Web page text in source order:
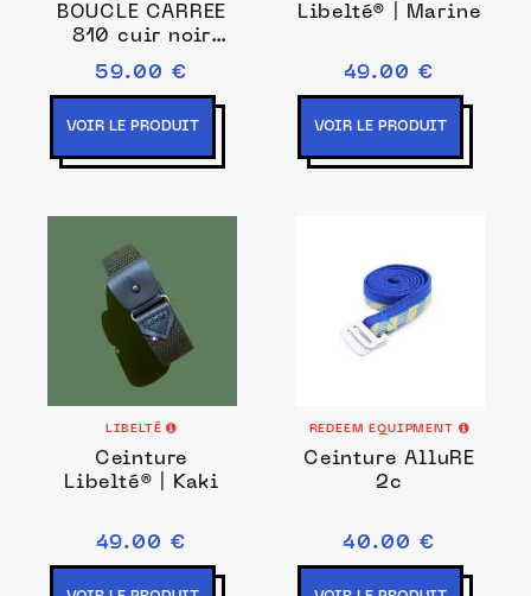
BOUCLE CARREE
810 cuir noir
Unisexe
59.00 €
VOIR LE PRODUIT
Libelté® | Marine
49.00 €
VOIR LE PRODUIT
LIBELTÉ
Ceinture
Libelté® | Kaki
49.00 €
REDEEM EQUIPMENT
Ceinture AlluRE
2c
40.00 €